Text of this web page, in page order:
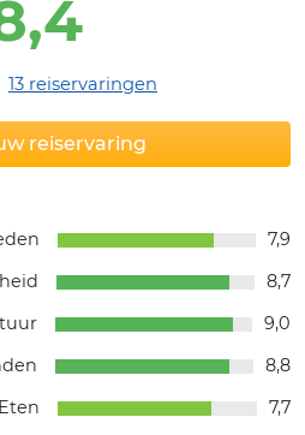
13 reiservaringen
reiservaring
7,9
8,7
9,0
8,8
Eten
7,7